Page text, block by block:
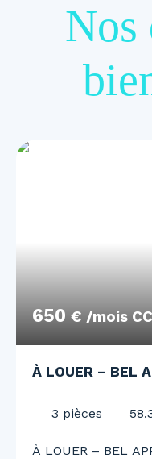
Nos
650 € /mois CC
À LOUER – BEL
3 pièces
À LOUER – BEL